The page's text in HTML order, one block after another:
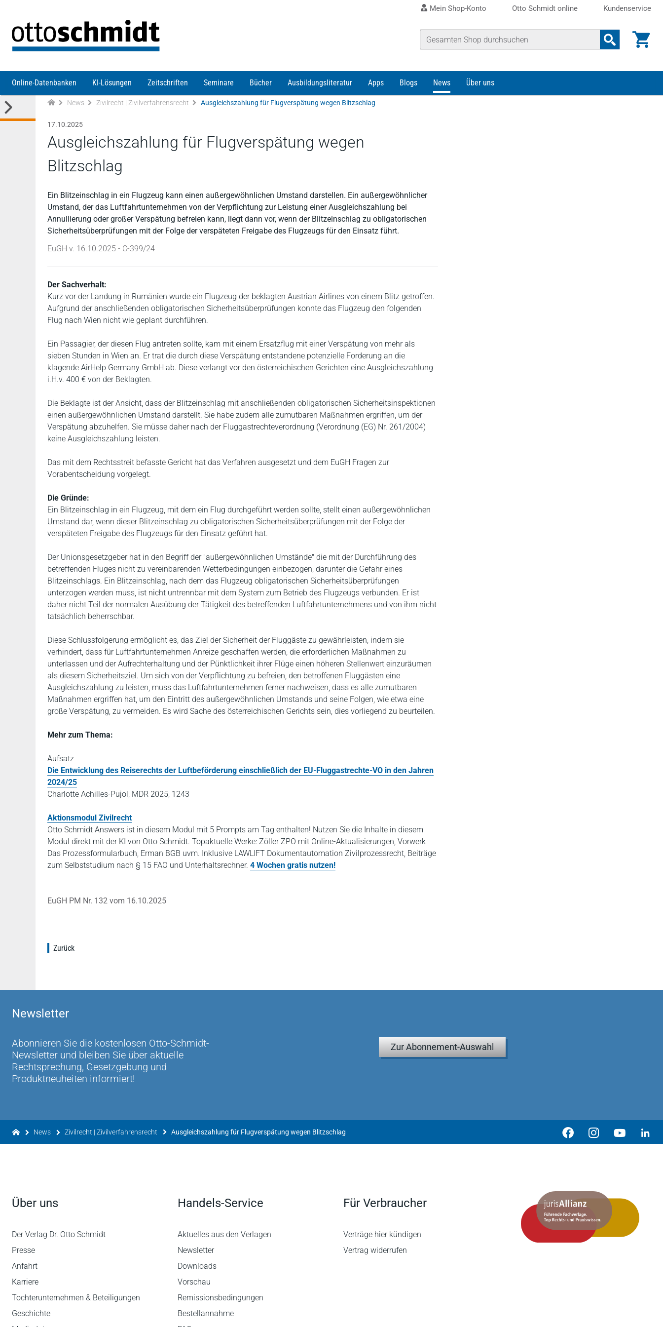
Mein Shop-Konto Otto Schmidt online Kundenservice
Online-Datenbanken KI-Lösungen Zeitschriften Seminare Bücher Ausbildungsliteratur Apps Blogs News Über uns
News Zivilrecht | Zivilverfahrensrecht Ausgleichszahlung für Flugverspätung wegen Blitzschlag
17.10.2025
Ausgleichszahlung für Flugverspätung wegen
Blitzschlag
Ein Blitzeinschlag in ein Flugzeug kann einen außergewöhnlichen Umstand darstellen. Ein außergewöhnlicher
Umstand, der das Luftfahrtunternehmen von der Verpflichtung zur Leistung einer Ausgleichszahlung bei
Annullierung oder großer Verspätung befreien kann, liegt dann vor, wenn der Blitzeinschlag zu obligatorischen
Sicherheitsüberprüfungen mit der Folge der verspäteten Freigabe des Flugzeugs für den Einsatz führt.
EuGH v. 16.10.2025 - C-399/24
Der Sachverhalt:
Kurz vor der Landung in Rumänien wurde ein Flugzeug der beklagten Austrian Airlines von einem Blitz getroffen.
Aufgrund der anschließenden obligatorischen Sicherheitsüberprüfungen konnte das Flugzeug den folgenden
Flug nach Wien nicht wie geplant durchführen.
Ein Passagier, der diesen Flug antreten sollte, kam mit einem Ersatzflug mit einer Verspätung von mehr als
sieben Stunden in Wien an. Er trat die durch diese Verspätung entstandene potenzielle Forderung an die
klagende AirHelp Germany GmbH ab. Diese verlangt vor den österreichischen Gerichten eine Ausgleichszahlung
i.H.v. 400 € von der Beklagten.
Die Beklagte ist der Ansicht, dass der Blitzeinschlag mit anschließenden obligatorischen Sicherheitsinspektionen
einen außergewöhnlichen Umstand darstellt. Sie habe zudem alle zumutbaren Maßnahmen ergriffen, um der
Verspätung abzuhelfen. Sie müsse daher nach der Fluggastrechteverordnung (Verordnung (EG) Nr. 261/2004)
keine Ausgleichszahlung leisten.
Das mit dem Rechtsstreit befasste Gericht hat das Verfahren ausgesetzt und dem EuGH Fragen zur
Vorabentscheidung vorgelegt.
Die Gründe:
Ein Blitzeinschlag in ein Flugzeug, mit dem ein Flug durchgeführt werden sollte, stellt einen außergewöhnlichen
Umstand dar, wenn dieser Blitzeinschlag zu obligatorischen Sicherheitsüberprüfungen mit der Folge der
verspäteten Freigabe des Flugzeugs für den Einsatz geführt hat.
Der Unionsgesetzgeber hat in den Begriff der "außergewöhnlichen Umstände" die mit der Durchführung des
betreffenden Fluges nicht zu vereinbarenden Wetterbedingungen einbezogen, darunter die Gefahr eines
Blitzeinschlags. Ein Blitzeinschlag, nach dem das Flugzeug obligatorischen Sicherheitsüberprüfungen
unterzogen werden muss, ist nicht untrennbar mit dem System zum Betrieb des Flugzeugs verbunden. Er ist
daher nicht Teil der normalen Ausübung der Tätigkeit des betreffenden Luftfahrtunternehmens und von ihm nicht
tatsächlich beherrschbar.
Diese Schlussfolgerung ermöglicht es, das Ziel der Sicherheit der Fluggäste zu gewährleisten, indem sie
verhindert, dass für Luftfahrtunternehmen Anreize geschaffen werden, die erforderlichen Maßnahmen zu
unterlassen und der Aufrechterhaltung und der Pünktlichkeit ihrer Flüge einen höheren Stellenwert einzuräumen
als diesem Sicherheitsziel. Um sich von der Verpflichtung zu befreien, den betroffenen Fluggästen eine
Ausgleichszahlung zu leisten, muss das Luftfahrtunternehmen ferner nachweisen, dass es alle zumutbaren
Maßnahmen ergriffen hat, um den Eintritt des außergewöhnlichen Umstands und seine Folgen, wie etwa eine
große Verspätung, zu vermeiden. Es wird Sache des österreichischen Gerichts sein, dies vorliegend zu beurteilen.
Mehr zum Thema:
Aufsatz
Die Entwicklung des Reiserechts der Luftbeförderung einschließlich der EU‑Fluggastrechte-VO in den Jahren
2024/25
Charlotte Achilles-Pujol, MDR 2025, 1243
Aktionsmodul Zivilrecht
Otto Schmidt Answers ist in diesem Modul mit 5 Prompts am Tag enthalten! Nutzen Sie die Inhalte in diesem
Modul direkt mit der KI von Otto Schmidt. Topaktuelle Werke: Zöller ZPO mit Online-Aktualisierungen, Vorwerk
Das Prozessformularbuch, Erman BGB uvm. Inklusive LAWLIFT Dokumentautomation Zivilprozessrecht, Beiträge
zum Selbststudium nach § 15 FAO und Unterhaltsrechner. 4 Wochen gratis nutzen!
EuGH PM Nr. 132 vom 16.10.2025
Zurück
Newsletter
Abonnieren Sie die kostenlosen Otto-Schmidt-
Newsletter und bleiben Sie über aktuelle
Rechtsprechung, Gesetzgebung und
Produktneuheiten informiert!
Zur Abonnement-Auswahl
News Zivilrecht | Zivilverfahrensrecht Ausgleichszahlung für Flugverspätung wegen Blitzschlag
Über uns
Der Verlag Dr. Otto Schmidt
Presse
Anfahrt
Karriere
Tochterunternehmen & Beteiligungen
Geschichte
Handels-Service
Aktuelles aus den Verlagen
Newsletter
Downloads
Vorschau
Remissionsbedingungen
Bestellannahme
Für Verbraucher
Verträge hier kündigen
Vertrag widerrufen